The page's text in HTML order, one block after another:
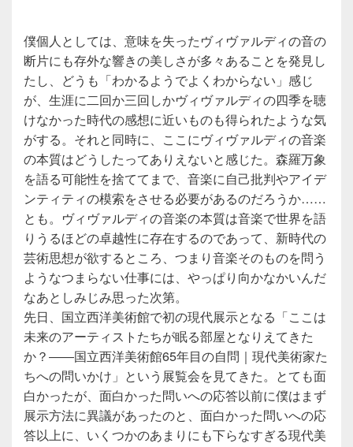
僕個人としては、意味を失ったヴィヴァルディの音の
断片にも存外な響きの美しさが多々あることを発見し
たし、どうも「わかるようでよくわからない」感じ
が、生涯に二回か三回しかヴィヴァルディの四季を聴
けなかった時代の感想に近いものも得られたような気
がする。それと同時に、ここにヴィヴァルディの音楽
の本質はどうしたってありえないと感じた。森羅万象
を語る可能性を捨ててまで、音楽に自己批判やアイデ
ンティティの模索をさせる必要があるのだろうか……
とも。ヴィヴァルディの音楽の本質は音楽で世界を語
りうるほどの卓越性に存在するのであって、新時代の
芸術思想が欲するところ、つまり音楽そのものを問う
ようなつまらない仕事には、やっぱり向かなかいんだ
なあとしみじみ思った次第。
先日、国立西洋美術館で初の現代展示となる「ここは
未来のアーティストたちが眠る部屋となりえてきた
か？――国立西洋美術館65年目の自問｜現代美術家た
ちへの問いかけ」という展覧会を見てきた。とても面
白かったが、面白かった問いへの応答以前に僕はまず
展示方法に異議があったのと、面白かった問いへの応
答以上に、いくつかのあまりにも下らなすぎる現代美